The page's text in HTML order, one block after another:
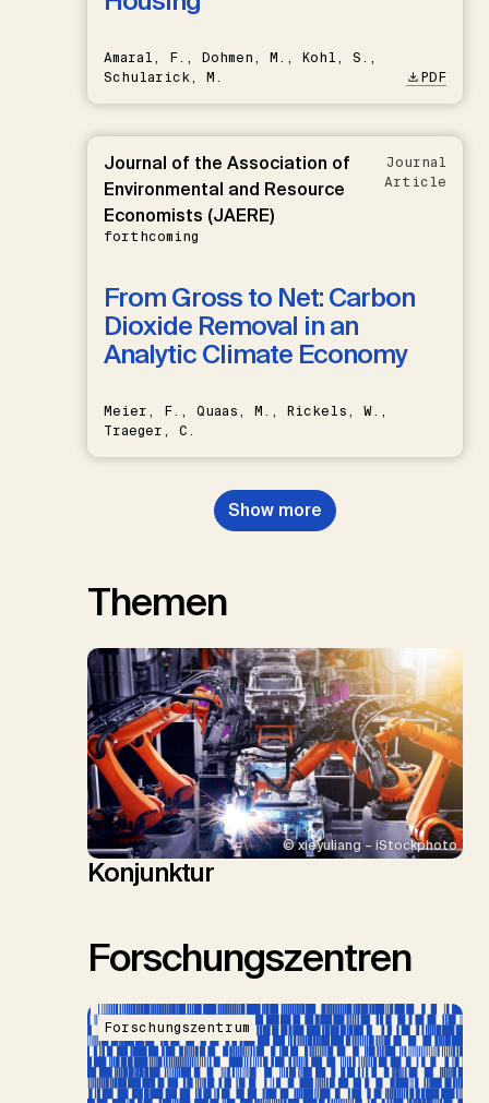
Amaral, F., Dohmen, M., Kohl, S.,
Schularick, M.
PDF
Journal of the Association of
Environmental and Resource
Economists (JAERE)
forthcoming
Journal
Article
From Gross to Net: Carbon
Dioxide Removal in an
Analytic Climate Economy
Meier, F., Quaas, M., Rickels, W.,
Traeger, C.
Show more
Themen
© xieyuliang – iStockphoto
Konjunktur
Forschungszentren
Forschungszentrum